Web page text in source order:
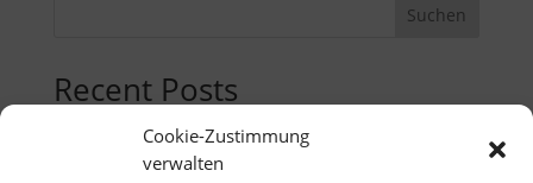
Cookie-Zustimmung
verwalten
Suchen
Recent Posts
Ein einsamer Mann in der Sauna
Gerichtsdrama sparsam, aber fesselnd inszeniert